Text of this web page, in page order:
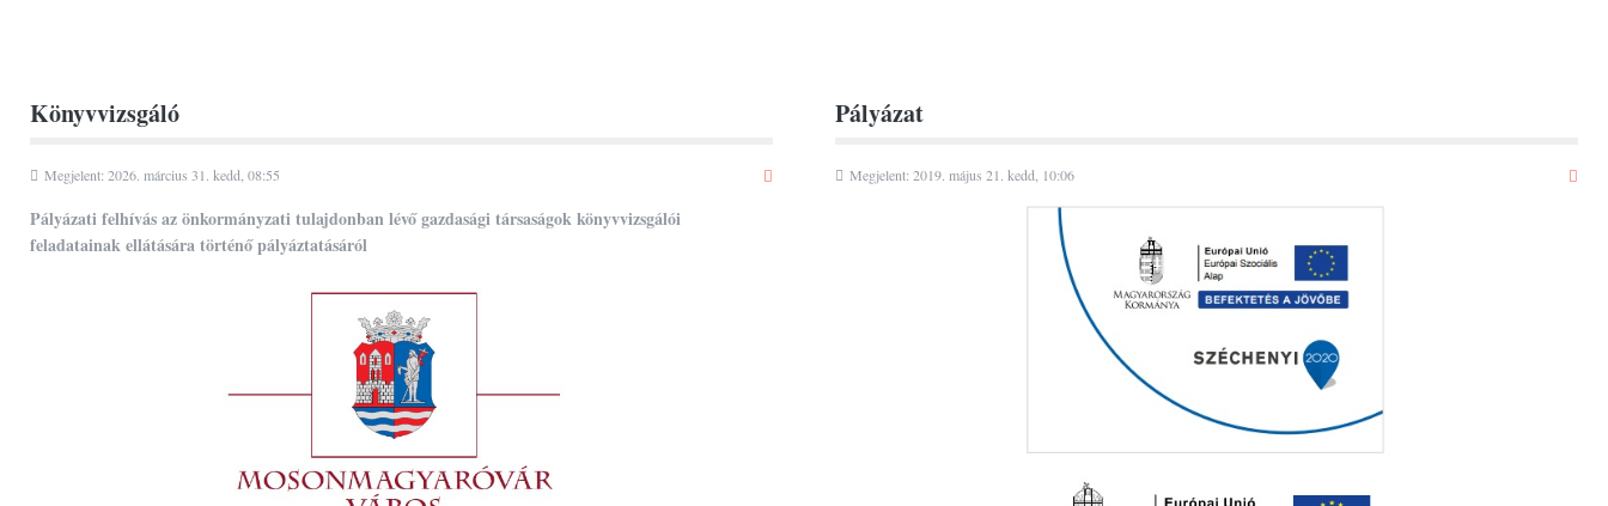
Könyvvizsgáló
Megjelent: 2026. március 31. kedd, 08:55
Pályázati felhívás az önkormányzati tulajdonban lévő gazdasági társaságok könyvvizsgálói
feladatainak ellátására történő pályáztatásáról
Pályázat
Megjelent: 2019. május 21. kedd, 10:06